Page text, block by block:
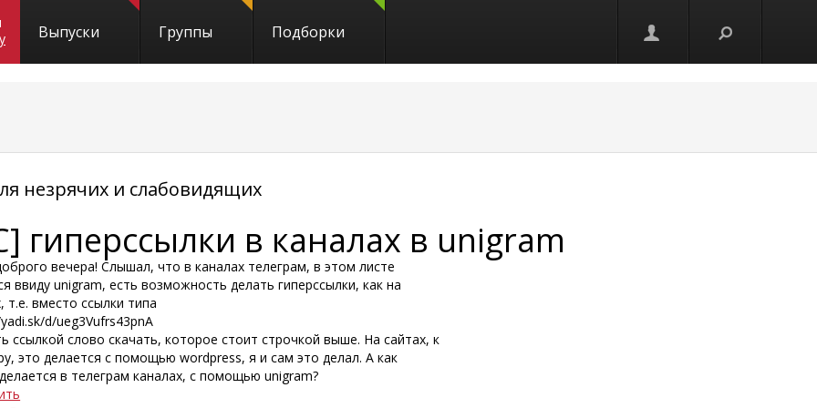
Выпуски Группы Подборки
незрячих и слабовидящих
гиперссылки в каналах в unigram
вечера! Слышал, что в каналах телеграм, в этом листе
ввиду unigram, есть возможность делать гиперссылки, как на
т.е. вместо ссылки типа
d/ueg3Vufrs43pnA
ссылкой слово скачать, которое стоит строчкой выше. На сайтах, к
это делается с помощью wordpress, я и сам это делал. А как
в телеграм каналах, с помощью unigram?